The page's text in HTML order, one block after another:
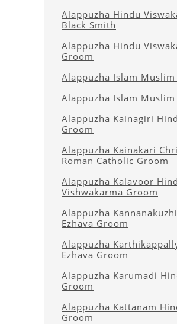
Alappuzha Hindu
Black Smith
Alappuzha Hindu
Groom
Alappuzha Islam
Alappuzha Islam Muslim
Alappuzha Kainagiri
Groom
Alappuzha Kainakari
Roman Catholic Groom
Alappuzha Kalavoor
Vishwakarma Groom
Alappuzha
Ezhava Groom
Alappuzha
Ezhava Groom
Alappuzha Karumadi
Groom
Alappuzha Kattanam
Groom